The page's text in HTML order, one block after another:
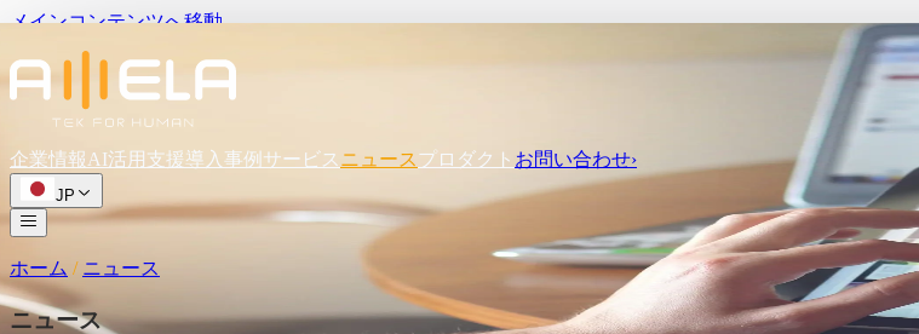
メインコンテンツへ移動
企業情報 AI活用支援導入事例 サービス ニュースプロダクト お問い合わせ›
JP
ホーム / ニュース
ニュース